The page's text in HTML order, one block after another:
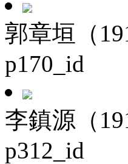
郭章垣（
p170_id
李鎮源（
p312_id